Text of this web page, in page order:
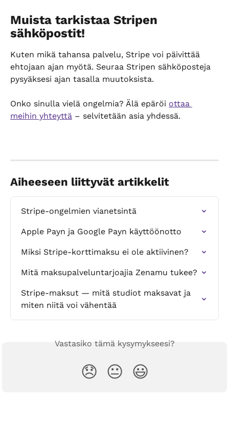
Muista tarkistaa Stripen
sähköpostit!
Kuten mikä tahansa palvelu, Stripe voi päivittää
ehtojaan ajan myötä. Seuraa Stripen sähköposteja
pysyäksesi ajan tasalla muutoksista.
Onko sinulla vielä ongelmia? Älä epäröi ottaa
meihin yhteyttä – selvitetään asia yhdessä.
Aiheeseen liittyvät artikkelit
Stripe-ongelmien vianetsintä
Apple Payn ja Google Payn käyttöönotto
Miksi Stripe-korttimaksu ei ole aktiivinen?
Mitä maksupalveluntarjoajia Zenamu tukee?
Stripe-maksut — mitä studiot maksavat ja
miten niitä voi vähentää
Vastasiko tämä kysymykseesi?
😞 😐 😃